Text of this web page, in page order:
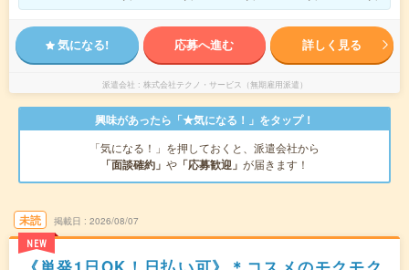
気になる! 応募へ進む 詳しく見る
派遣会社 株式会社テクノ・サービス（無期雇用派遣）
興味があったら「★気になる！」をタップ！
「気になる！」を押しておくと、派遣会社から
「面談確約」 や 「応募歓迎」 が届きます！
未読
NEW
掲載日 2026/08/07